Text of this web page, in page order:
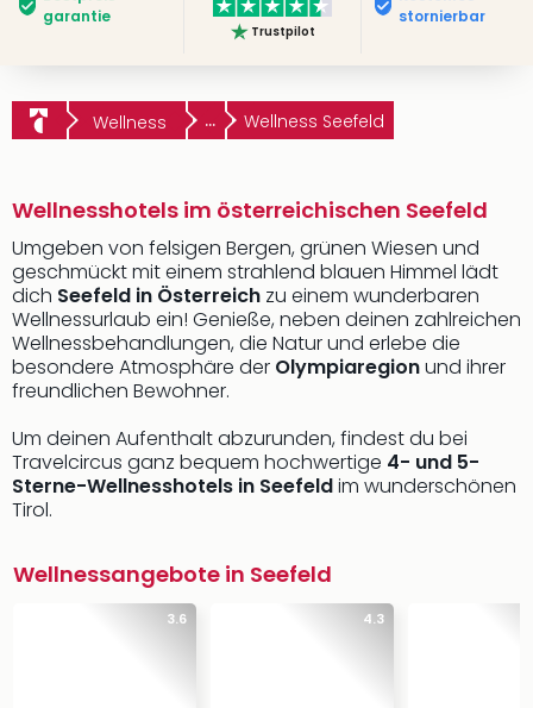
garantie
Trustpilot
stornierbar
Wellness ... Wellness Seefeld
Wellnesshotels im österreichischen Seefeld
Umgeben von felsigen Bergen, grünen Wiesen und
geschmückt mit einem strahlend blauen Himmel lädt
dich Seefeld in Österreich zu einem wunderbaren
Wellnessurlaub ein! Genieße, neben deinen zahlreichen
Wellnessbehandlungen, die Natur und erlebe die
besondere Atmosphäre der Olympiaregionund ihrer
freundlichen Bewohner.
Um deinen Aufenthalt abzurunden, findest du bei
Travelcircus ganz bequem hochwertige 4- und 5-
Sterne-Wellnesshotels in Seefeldim wunderschönen
Tirol.
Wellnessangebote in Seefeld
3.6 4.3